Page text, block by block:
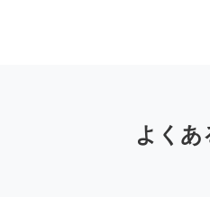
よくあ